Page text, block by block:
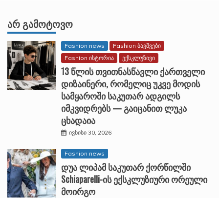
ᲐᲠ ᲒᲐᲛᲝᲢᲝᲕᲝ
Fashion news
Fashion ბავშვები
Fashion ისტორია
ექსკლუზივი
13 წლის თვითნასწავლი ქართველი
დიზაინერი, რომელიც უკვე მოდის
სამყაროში საკუთარ ადგილს
იმკვიდრებს — გაიცანით ლუკა
ცხადაია
ივნისი 30, 2026
Fashion news
დუა ლიპამ საკუთარ ქორწილში
Schiaparelli-ის ექსკლუზიური ორეული
მოირგო